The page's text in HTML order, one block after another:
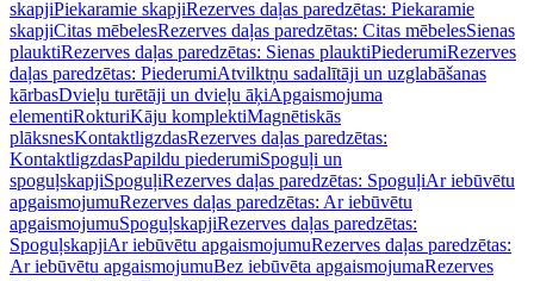
skapjiPiekaramie skapjiRezerves daļas paredzētas: Piekaramie
skapjiCitas mēbelesRezerves daļas paredzētas: Citas mēbelesSienas
plauktiRezerves daļas paredzētas: Sienas plauktiPiederumiRezerves
daļas paredzētas: PiederumiAtvilktņu sadalītāji un uzglabāšanas
kārbasDvieļu turētāji un dvieļu āķiApgaismojuma
elementiRokturiKāju komplektiMagnētiskās
plāksnesKontaktligzdasRezerves daļas paredzētas:
KontaktligzdasPapildu piederumiSpoguļi un
spoguļskapjiSpoguļiRezerves daļas paredzētas: SpoguļiAr iebūvētu
apgaismojumuRezerves daļas paredzētas: Ar iebūvētu
apgaismojumuSpoguļskapjiRezerves daļas paredzētas:
SpoguļskapjiAr iebūvētu apgaismojumuRezerves daļas paredzētas:
Ar iebūvētu apgaismojumuBez iebūvēta apgaismojumaRezerves